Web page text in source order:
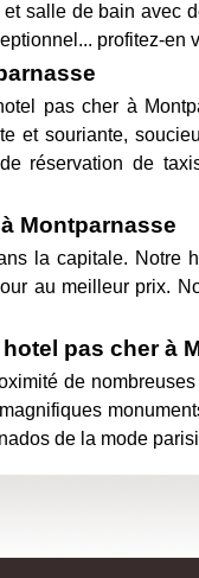
salle de bain avec
profitez-en
pas cher à
et souriante,
réservation de
Montparnasse
la capitale.
au meilleur prix.
pas cher à
de
de la mode